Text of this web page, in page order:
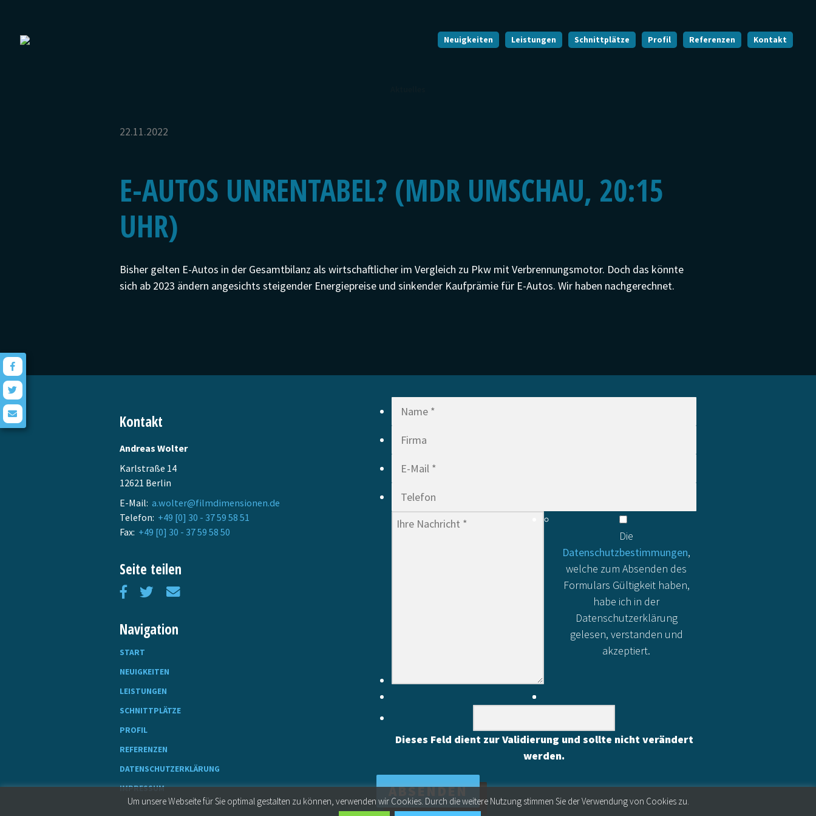
Neuigkeiten Leistungen Schnittplätze Profil Referenzen Kontakt
22.11.2022
E-AUTOS UNRENTABEL? (MDR UMSCHAU, 20:15
UHR)
Bisher gelten E-Autos in der Gesamtbilanz als wirtschaftlicher im Vergleich zu Pkw mit Verbrennungsmotor. Doch das könnte
sich ab 2023 ändern angesichts steigender Energiepreise und sinkender Kaufprämie für E-Autos. Wir haben nachgerechnet.
Kontakt
Andreas Wolter
Karlstraße 14
12621 Berlin
E-Mail: a.wolter@filmdimensionen.de
Telefon: +49 [0] 30 - 37 59 58 51
Fax: +49 [0] 30 - 37 59 58 50
Seite teilen
Navigation
START
NEUIGKEITEN
LEISTUNGEN
SCHNITTPLÄTZE
PROFIL
REFERENZEN
DATENSCHUTZERKLÄRUNG
IMPRESSUM
Die
Datenschutzbestimmungen,
welche zum Absenden des
Formulars Gültigkeit haben,
habe ich in der
Datenschutzerklärung
gelesen, verstanden und
akzeptiert.
Dieses Feld dient zur Validierung und sollte nicht verändert
werden.
Um unsere Webseite für Sie optimal gestalten zu können, verwenden wir Cookies. Durch die weitere Nutzung stimmen Sie der Verwendung von Cookies zu.